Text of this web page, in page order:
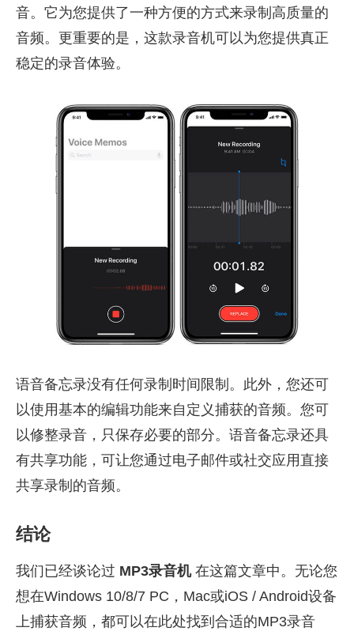
音。它为您提供了一种方便的方式来录制高质量的
音频。更重要的是，这款录音机可以为您提供真正
稳定的录音体验。
语音备忘录没有任何录制时间限制。此外，您还可
以使用基本的编辑功能来自定义捕获的音频。您可
以修整录音，只保存必要的部分。语音备忘录还具
有共享功能，可让您通过电子邮件或社交应用直接
共享录制的音频。
结论
我们已经谈论过 MP3录音机在这篇文章中。无论您
想在Windows 10/8/7 PC，Mac或iOS / Android设备
上捕获音频，都可以在此处找到合适的MP3录音